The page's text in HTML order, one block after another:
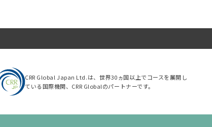
CRR Global Japan Ltd.は、世界30ヵ国以上でコースを展開し
ている国際機関、CRR Globalのパートナーです。